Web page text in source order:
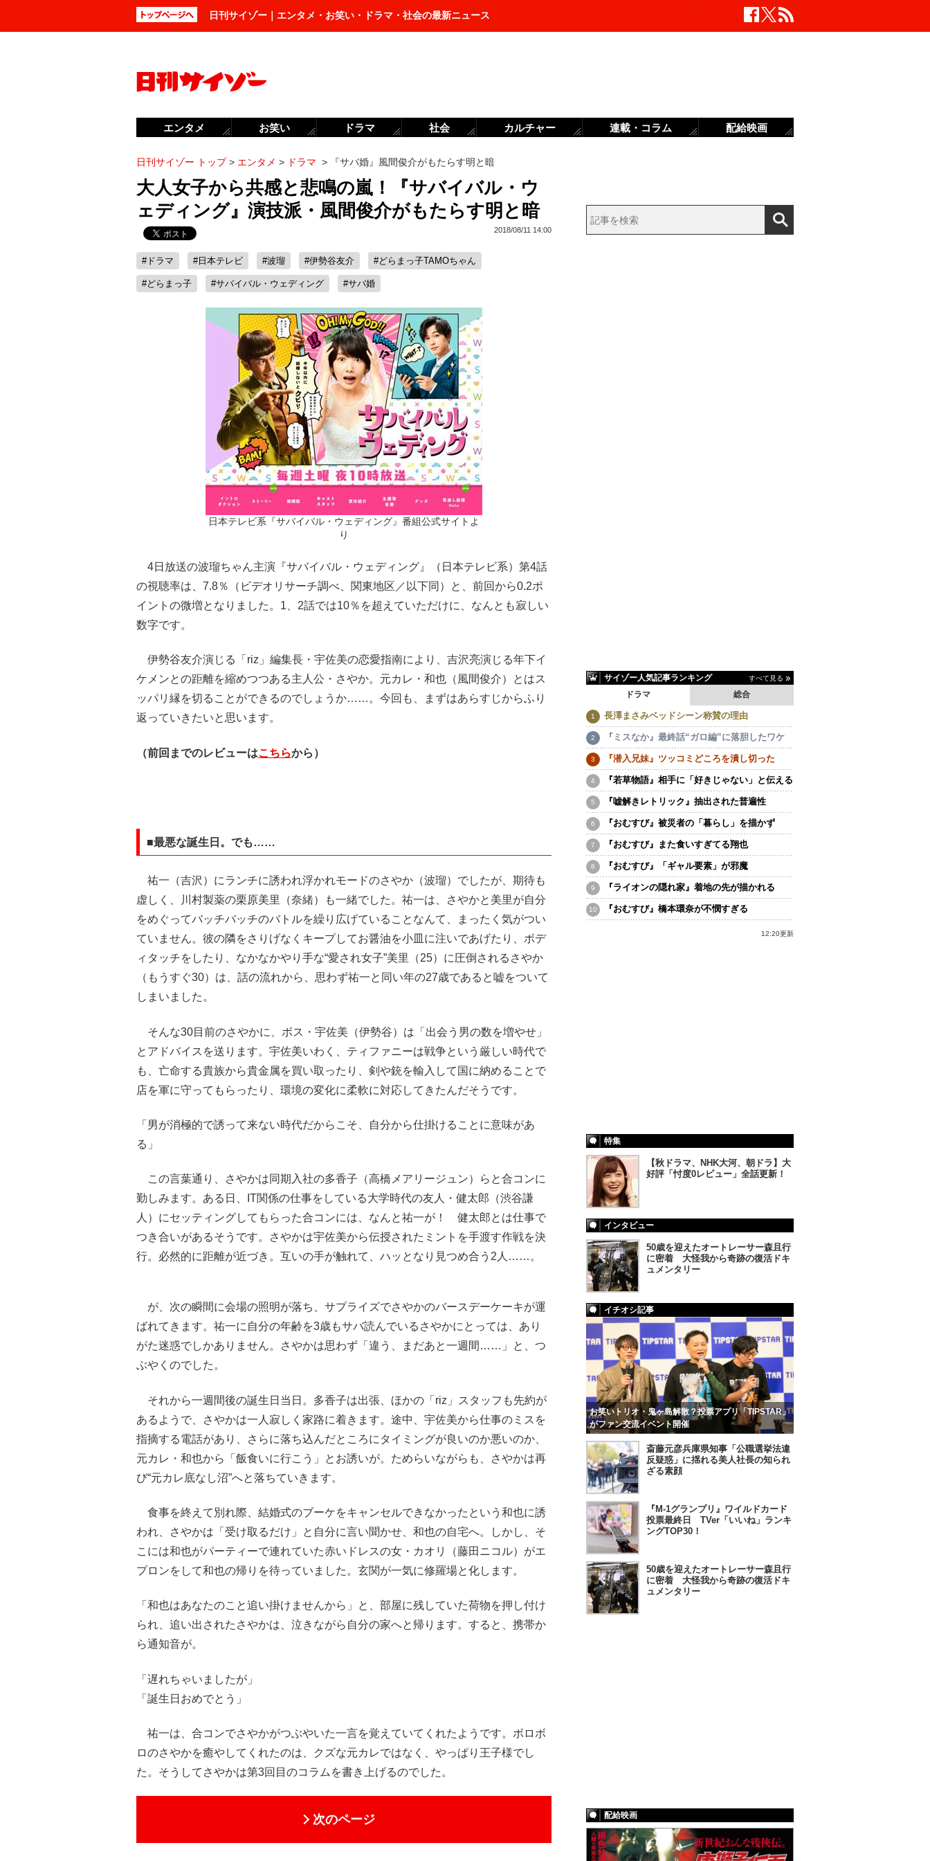
日刊サイゾー｜エンタメ・お笑い・ドラマ・社会の最新ニュース
日刊サイゾー トップ> エンタメ > ドラマ > 『サバ婚』風間俊介がもたらす明と暗
大人女子から共感と悲鳴の嵐！『サバイバル・ウ
ェディング』演技派・風間俊介がもたらす明と暗
2018/08/11 14:00
#ドラマ #日本テレビ #波瑠 #伊勢谷友介 #どらまっ子TAMOちゃん
#どらまっ子 #サバイバル・ウェディング #サバ婚
日本テレビ系『サバイバル・ウェディング』番組公式サイトよ
り
4日放送の波瑠ちゃん主演『サバイバル・ウェディング』（日本テレビ系）第4話
の視聴率は、7.8％（ビデオリサーチ調べ、関東地区／以下同）と、前回から0.2ポ
イントの微増となりました。1、2話では10％を超えていただけに、なんとも寂しい
数字です。
伊勢谷友介演じる「riz」編集長・宇佐美の恋愛指南により、吉沢亮演じる年下イ
ケメンとの距離を縮めつつある主人公・さやか。元カレ・和也（風間俊介）とはス
ッパリ縁を切ることができるのでしょうか……。今回も、まずはあらすじからふり
返っていきたいと思います。
（前回までのレビューはこちらから）
■最悪な誕生日。でも……
祐一（吉沢）にランチに誘われ浮かれモードのさやか（波瑠）でしたが、期待も
虚しく、川村製薬の栗原美里（奈緒）も一緒でした。祐一は、さやかと美里が自分
をめぐってバッチバッチのバトルを繰り広げていることなんて、まったく気がつい
ていません。彼の隣をさりげなくキープしてお醤油を小皿に注いであげたり、ボデ
ィタッチをしたり、なかなかやり手な“愛され女子”美里（25）に圧倒されるさやか
（もうすぐ30）は、話の流れから、思わず祐一と同い年の27歳であると嘘をついて
しまいました。
そんな30目前のさやかに、ボス・宇佐美（伊勢谷）は「出会う男の数を増やせ」
とアドバイスを送ります。宇佐美いわく、ティファニーは戦争という厳しい時代で
も、亡命する貴族から貴金属を買い取ったり、剣や銃を輸入して国に納めることで
店を軍に守ってもらったり、環境の変化に柔軟に対応してきたんだそうです。
「男が消極的で誘って来ない時代だからこそ、自分から仕掛けることに意味があ
る」
この言葉通り、さやかは同期入社の多香子（高橋メアリージュン）らと合コンに
勤しみます。ある日、IT関係の仕事をしている大学時代の友人・健太郎（渋谷謙
人）にセッティングしてもらった合コンには、なんと祐一が！ 健太郎とは仕事で
つき合いがあるそうです。さやかは宇佐美から伝授されたミントを手渡す作戦を決
行。必然的に距離が近づき。互いの手が触れて、ハッとなり見つめ合う2人……。
が、次の瞬間に会場の照明が落ち、サプライズでさやかのバースデーケーキが運
ばれてきます。祐一に自分の年齢を3歳もサバ読んでいるさやかにとっては、あり
がた迷惑でしかありません。さやかは思わず「違う、まだあと一週間……」と、つ
ぶやくのでした。
それから一週間後の誕生日当日。多香子は出張、ほかの「riz」スタッフも先約が
あるようで、さやかは一人寂しく家路に着きます。途中、宇佐美から仕事のミスを
指摘する電話があり、さらに落ち込んだところにタイミングが良いのか悪いのか、
元カレ・和也から「飯食いに行こう」とお誘いが。ためらいながらも、さやかは再
び“元カレ底なし沼”へと落ちていきます。
食事を終えて別れ際、結婚式のブーケをキャンセルできなかったという和也に誘
われ、さやかは「受け取るだけ」と自分に言い聞かせ、和也の自宅へ。しかし、そ
こには和也がパーティーで連れていた赤いドレスの女・カオリ（藤田ニコル）がエ
プロンをして和也の帰りを待っていました。玄関が一気に修羅場と化します。
「和也はあなたのこと追い掛けませんから」と、部屋に残していた荷物を押し付け
られ、追い出されたさやかは、泣きながら自分の家へと帰ります。すると、携帯か
ら通知音が。
「遅れちゃいましたが」
「誕生日おめでとう」
祐一は、合コンでさやかがつぶやいた一言を覚えていてくれたようです。ボロボ
ロのさやかを癒やしてくれたのは、クズな元カレではなく、やっぱり王子様でし
た。そうしてさやかは第3回目のコラムを書き上げるのでした。
次のページ
サイゾー人気記事ランキング すべて見る
ドラマ 総合
長澤まさみベッドシーン称賛の理由
『ミスなか』最終話“ガロ編”に落胆したワケ
『潜入兄妹』ツッコミどころを潰し切った
『若草物語』相手に「好きじゃない」と伝える
『嘘解きレトリック』抽出された普遍性
『おむすび』被災者の「暮らし」を描かず
『おむすび』また食いすぎてる翔也
『おむすび』「ギャル要素」が邪魔
『ライオンの隠れ家』着地の先が描かれる
『おむすび』橋本環奈が不憫すぎる
12:20更新
特集
【秋ドラマ、NHK大河、朝ドラ】大
好評「忖度0レビュー」全話更新！
インタビュー
50歳を迎えたオートレーサー森且行
に密着 大怪我から奇跡の復活ドキ
ュメンタリー
イチオシ記事
お笑いトリオ・鬼ヶ島解散？投票アプリ「TIPSTAR」
がファン交流イベント開催
斎藤元彦兵庫県知事「公職選挙法違
反疑惑」に揺れる美人社長の知られ
ざる素顔
『M-1グランプリ』ワイルドカード
投票最終日 TVer「いいね」ランキ
ングTOP30！
50歳を迎えたオートレーサー森且行
に密着 大怪我から奇跡の復活ドキ
ュメンタリー
配給映画
エンタメ お笑い ドラマ 社会 カルチャー 連載・コラム 配給映画